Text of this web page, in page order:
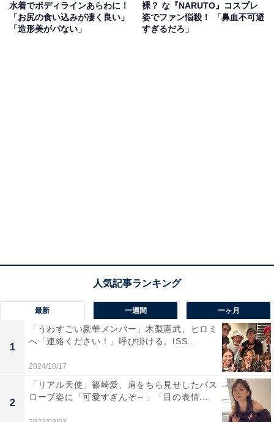
水着でボディラインあらわに！
「お尻の食い込みが凄く良い」
「造形美がパない」
裸？ な『NARUTO』コスプレ
姿でファン悩殺！ 「鼻血不可避
すぎるだろ」
最新 一週間 一ヶ月
1
「うわすごい豪華メンバー」木梨憲武、ヒロミ
へ「連絡ください！」呼び掛ける。ISS...
2024/10/17
2
「リアル天使」篠崎愛、肩をちら見せしたバス
ローブ姿に「可愛すぎんぞ～」「目の表情...